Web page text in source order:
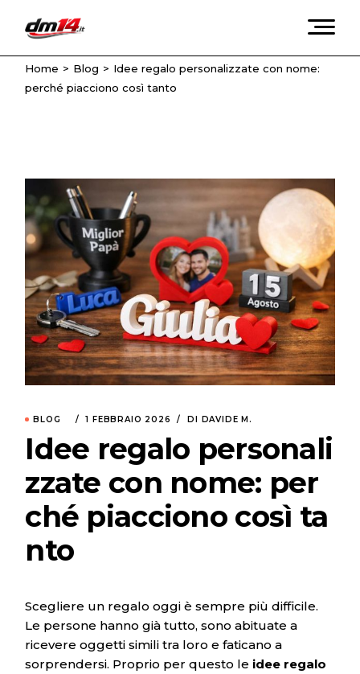
content
Home Blog
Idee regalo personalizzate con nome:
perché piacciono così tanto
BLOG 1 FEBBRAIO 2026 DI DAVIDE M.
Idee regalo personali
zzate con nome: per
ché piacciono così ta
nto
Scegliere un regalo oggi è sempre più difficile.
Le persone hanno già tutto, sono abituate a
ricevere oggetti simili tra loro e faticano a
sorprendersi. Proprio per questo le idee regalo